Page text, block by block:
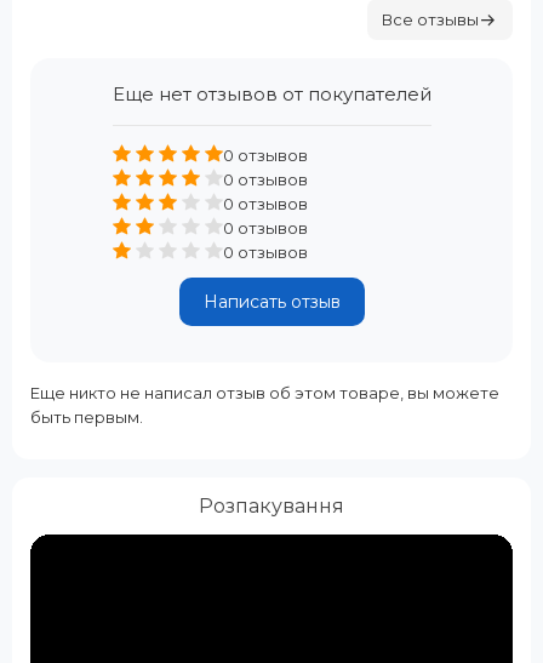
Все отзывы
Еще нет отзывов от покупателей
0 отзывов
0 отзывов
0 отзывов
0 отзывов
0 отзывов
Написать отзыв
Еще никто не написал отзыв об этом товаре, вы можете
быть первым.
Розпакування